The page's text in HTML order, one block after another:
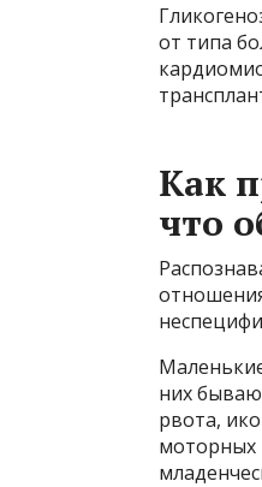
от типа
Как
что
них
рвота,
моторных